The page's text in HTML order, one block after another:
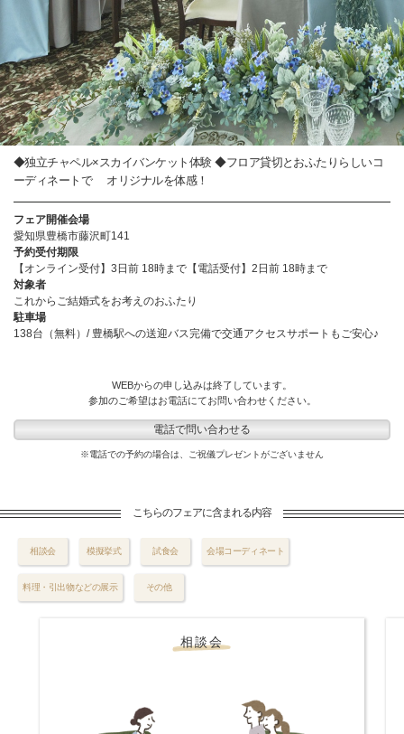
◆独立チャペル×スカイバンケット体験 ◆フロア貸切とおふたりらしいコ
ーディネートで オリジナルを体感！
フェア開催会場
愛知県豊橋市藤沢町141
予約受付期限
【オンライン受付】3日前 18時まで【電話受付】2日前 18時まで
対象者
これからご結婚式をお考えのおふたり
駐車場
138台（無料）/ 豊橋駅への送迎バス完備で交通アクセスサポートもご安心♪
WEBからの申し込みは終了しています。
参加のご希望はお電話にてお問い合わせください。
電話で問い合わせる
※電話での予約の場合は、ご祝儀プレゼントがございません
こちらのフェアに含まれる内容
相談会 模擬挙式 試食会 会場コーディネート
料理・引出物などの展示 その他
相談会